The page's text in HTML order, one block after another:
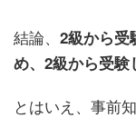
結論、 2級から受
め、2級から受験
とはいえ、事前